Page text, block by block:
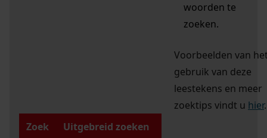
woorden te
zoeken.
Voorbeelden van
gebruik van deze
leestekens en meer
zoektips vindt u hier.
Zoek
Uitgebreid zoeken